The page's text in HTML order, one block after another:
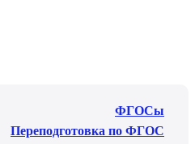
ФГОСы
Переподготовка по ФГОС